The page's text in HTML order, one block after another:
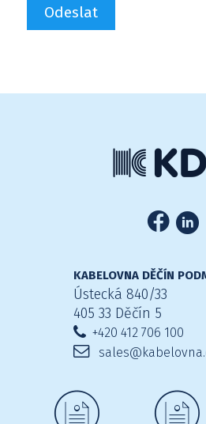
KABELOVNA DĚČÍN
Ústecká 840/33
405 33 Děčín 5
+420 412 706 100